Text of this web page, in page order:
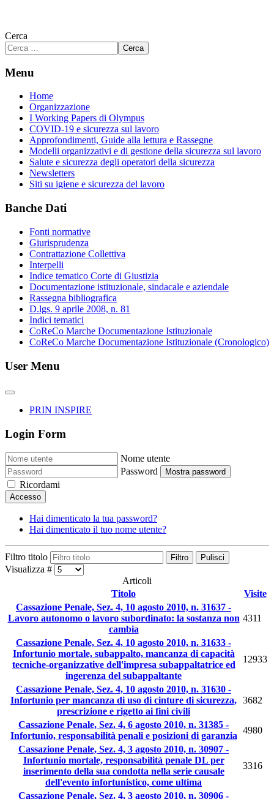
Cerca
Cerca
Menu
Home
Organizzazione
I Working Papers di Olympus
COVID-19 e sicurezza sul lavoro
Approfondimenti, Guide alla lettura e Rassegne
Modelli organizzativi e di gestione della sicurezza sul lavoro
Salute e sicurezza degli operatori della sicurezza
Newsletters
Siti su igiene e sicurezza del lavoro
Banche Dati
Fonti normative
Giurisprudenza
Contrattazione Collettiva
Interpelli
Indice tematico Corte di Giustizia
Documentazione istituzionale, sindacale e aziendale
Rassegna bibliografica
D.lgs. 9 aprile 2008, n. 81
Indici tematici
CoReCo Marche Documentazione Istituzionale
CoReCo Marche Documentazione Istituzionale (Cronologico)
User Menu
PRIN INSPIRE
Login Form
Nome utente
Password
Mostra password
Ricordami
Accesso
Hai dimenticato la tua password?
Hai dimenticato il tuo nome utente?
Filtro titolo Filtro Pulisci
Visualizza #
Articoli
Titolo
Visite
Cassazione Penale, Sez. 4, 10 agosto 2010, n. 31637 -
Lavoro autonomo o lavoro subordinato: la sostanza non
cambia
4311
Cassazione Penale, Sez. 4, 10 agosto 2010, n. 31633 -
Infortunio mortale, subappalto, mancanza di capacità
tecniche-organizzative dell'impresa subappaltatrice ed
ingerenza del subappaltante
12933
Cassazione Penale, Sez. 4, 10 agosto 2010, n. 31630 -
Infortunio per mancanza di uso di cinture di sicurezza,
prescrizione e rigetto ai fini civili
3682
Cassazione Penale, Sez. 4, 6 agosto 2010, n. 31385 -
Infortunio, responsabilità penali e posizioni di garanzia
4980
Cassazione Penale, Sez. 4, 3 agosto 2010, n. 30907 -
Infortunio mortale, responsabilità penale DL per
inserimento della sua condotta nella serie causale
dell'evento infortunistico, come ultima
3316
Cassazione Penale, Sez. 4, 3 agosto 2010, n. 30906 -